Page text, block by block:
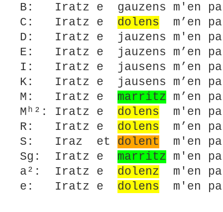
B: Iratz e gauzens m'en
C: Iratz e dolens m’en
D: Iratz e jauzens m'en
E: Iratz e jauzens m’en
I: Iratz e jausens m’en
K: Iratz e jausens m’en
M: Iratz e marritz m’en
Mʰ²: Iratz e dolens m'en
R: Iratz e dolens m’en
S: Iraz et dolent m'en
Sg: Iratz e marritz m'en
a²: Iratz e dolenz m'en
e: Iratz e dolens m'en